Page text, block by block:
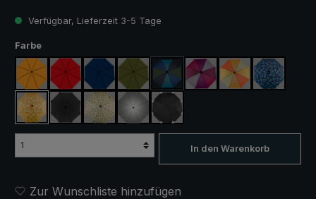
Verfügbar, Lieferzeit 3-5 Tage
Farbeauswählen
orange rot marineblauolivgrün blau / grün
(Diese Option ist zurzeit nicht
lila / rot / grauorange / gelb
blau /
gelb / orange kariert
schwarzcamouflagesilber, UV-Schutz 50+
schwarz, mit Reflektoren
In den Warenkorb
Zur Wunschliste hinzufügen